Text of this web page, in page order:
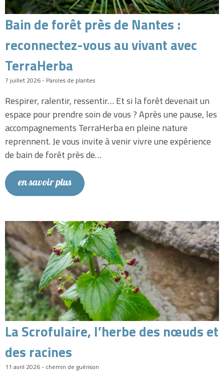
Bain de forêt près de Nantes :
reconnectez-vous au vivant avec
TerraHerba
7 juillet 2026 - Paroles de plantes
Respirer, ralentir, ressentir… Et si la forêt devenait un
espace pour prendre soin de vous ? Après une pause, les
accompagnements TerraHerba en pleine nature
reprennent. Je vous invite à venir vivre une expérience
de bain de forêt près de…
en savoir plus
La Scrofulaire, l’herbe des nœuds et
des racines
11 avril 2026 - chemin de guérison